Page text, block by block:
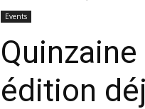
Events
édition